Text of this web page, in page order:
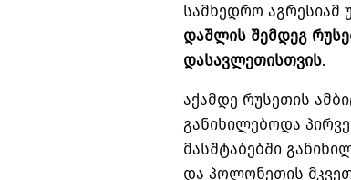
სამხედრო აგრესიამ
დაშლის შემდეგ
დასავლეთისთვის.
აქამდე რუსეთის
განიხილებოდა
მასშტაბებში
და პოლონეთის